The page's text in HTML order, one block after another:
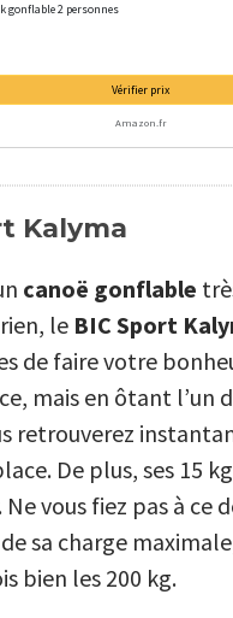
gonflable 2 personnes
Vérifier prix
Amazon.fr
Kalyma
canoë gonflable
le BIC Sport
de faire votre
mais en ôtant l’un
retrouverez
De plus, ses 15
vous fiez pas à ce
sa charge
bien les 200 kg.